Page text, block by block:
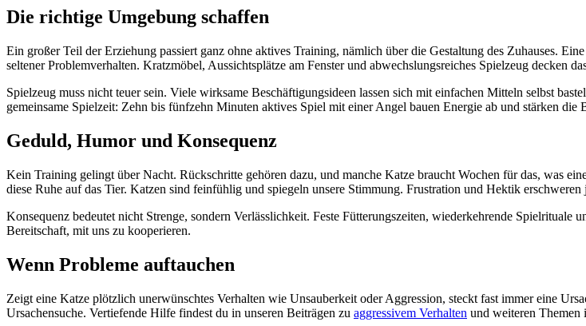
Die richtige Umgebung schaffen
Ein großer Teil der Erziehung passiert ganz ohne aktives Training, nämlich über die Gestaltung des Zuhauses.
seltener Problemverhalten. Kratzmöbel, Aussichtsplätze am Fenster und abwechslungsreiches Spielzeug decken
Spielzeug muss nicht teuer sein. Viele wirksame Beschäftigungsideen lassen sich mit einfachen Mitteln selbst
gemeinsame Spielzeit: Zehn bis fünfzehn Minuten aktives Spiel mit einer Angel bauen Energie ab und stärken die
Geduld, Humor und Konsequenz
Kein Training gelingt über Nacht. Rückschritte gehören dazu, und manche Katze braucht Wochen für das, was
diese Ruhe auf das Tier. Katzen sind feinfühlig und spiegeln unsere Stimmung. Frustration und Hektik
Konsequenz bedeutet nicht Strenge, sondern Verlässlichkeit. Feste Fütterungszeiten, wiederkehrende
Bereitschaft, mit uns zu kooperieren.
Wenn Probleme auftauchen
Zeigt eine Katze plötzlich unerwünschtes Verhalten wie Unsauberkeit oder Aggression, steckt fast immer eine
Ursachensuche. Vertiefende Hilfe findest du in unseren Beiträgen zu aggressivem Verhalten und weiteren Themen